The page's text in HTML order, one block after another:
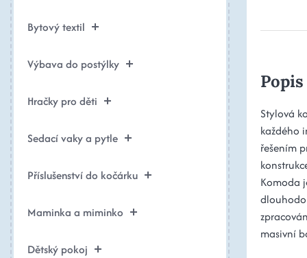
Bytový textil
Výbava do postýlky
Hračky pro děti
Sedací vaky a pytle
Příslušenství do kočárku
Maminka a miminko
Dětský pokoj
Stylová
každého
řešením
Komoda
masivní